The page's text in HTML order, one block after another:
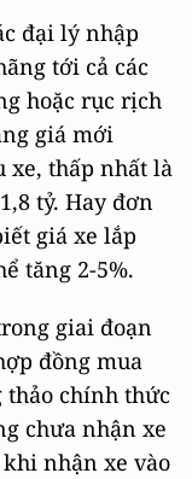
đại lý nhập
tới cả các
hoặc rục rịch
giá mới
xe, thấp nhất là
tỷ. Hay đơn
giá xe lắp
tăng 2-5%.
giai đoạn
đồng mua
thảo chính thức
chưa nhận xe
nhận xe vào